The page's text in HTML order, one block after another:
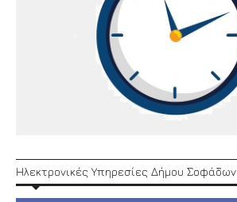
Ηλεκτρονικές Υπηρεσίες Δήμου Σοφάδων